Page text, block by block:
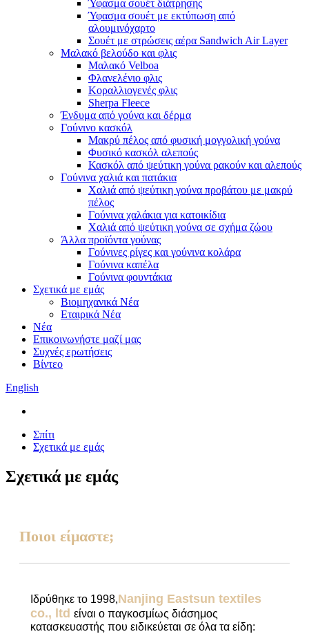
Ύφασμα σουέτ διάτρησης
Ύφασμα σουέτ με εκτύπωση από
αλουμινόχαρτο
Σουέτ με στρώσεις αέρα Sandwich Air Layer
Μαλακό βελούδο και φλις
Μαλακό Velboa
Φλανελένιο φλις
Κοραλλιογενές φλις
Sherpa Fleece
Ένδυμα από γούνα και δέρμα
Γούνινο κασκόλ
Μακρύ πέλος από φυσική μογγολική γούνα
Φυσικό κασκόλ αλεπούς
Κασκόλ από ψεύτικη γούνα ρακούν και αλεπούς
Γούνινα χαλιά και πατάκια
Χαλιά από ψεύτικη γούνα προβάτου με μακρύ
πέλος
Γούνινα χαλάκια για κατοικίδια
Χαλιά από ψεύτικη γούνα σε σχήμα ζώου
Άλλα προϊόντα γούνας
Γούνινες ρίγες και γούνινα κολάρα
Γούνινα καπέλα
Γούνινα φουντάκια
Σχετικά με εμάς
Βιομηχανικά Νέα
Εταιρικά Νέα
Νέα
Επικοινωνήστε μαζί μας
Συχνές ερωτήσεις
Βίντεο
English
Σπίτι
Σχετικά με εμάς
Σχετικά με εμάς
Ποιοι είμαστε;
Ιδρύθηκε το 1998,Nanjing Eastsun textiles
co., ltd είναι ο παγκοσμίως διάσημος
κατασκευαστής που ειδικεύεται σε όλα τα είδη: